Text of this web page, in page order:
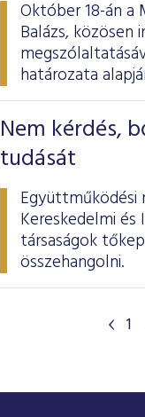
Október 18-án a
Balázs,
határozata
Nem kérdés,
tudását
Együttműködési
Kereskedelmi
társaságok
összehangolni.
1